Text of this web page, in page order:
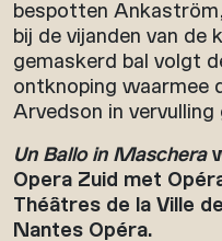
bespotten
bij de vijanden van de
gemaskerd bal volgt
ontknoping waarmee
Arvedson in vervulling
Un Ballo in Maschera
Opera Zuid met
Théâtres de la Ville
Nantes Opéra.